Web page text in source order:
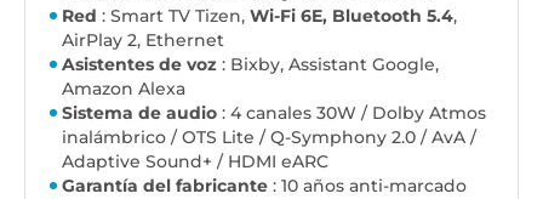
Red : Smart TV Tizen, Wi-Fi 6E, Bluetooth 5.4,
AirPlay 2, Ethernet
Asistentes de voz : Bixby, Assistant Google,
Amazon Alexa
Sistema de audio : 4 canales 30W / Dolby Atmos
inalámbrico / OTS Lite / Q-Symphony 2.0 / AvA /
Adaptive Sound+ / HDMI eARC
Garantía del fabricante : 10 años anti-marcado